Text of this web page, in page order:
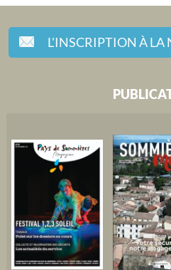
L'INSCRIPTION À LA